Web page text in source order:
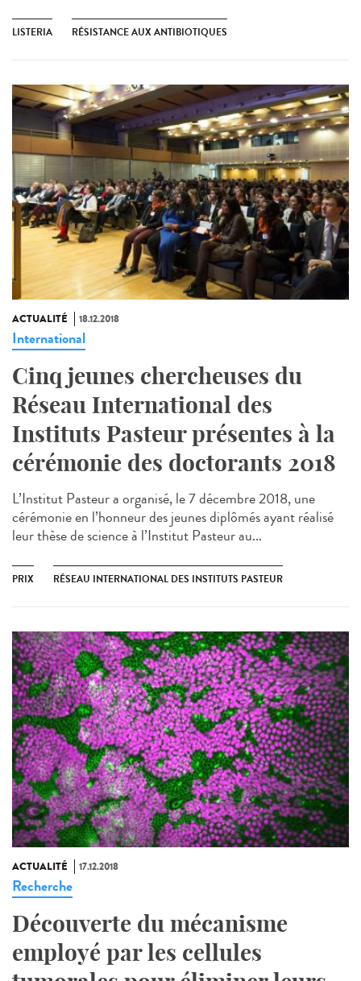
LISTERIA RÉSISTANCE AUX ANTIBIOTIQUES
ACTUALITÉ 18.12.2018
International
Cinq jeunes chercheuses du
Réseau International des
Instituts Pasteur présentes à la
cérémonie des doctorants 2018
L’Institut Pasteur a organisé, le 7 décembre 2018, une
cérémonie en l’honneur des jeunes diplômés ayant réalisé
leur thèse de science à l’Institut Pasteur au...
PRIX RÉSEAU INTERNATIONAL DES INSTITUTS PASTEUR
ACTUALITÉ 17.12.2018
Recherche
Découverte du mécanisme
employé par les cellules